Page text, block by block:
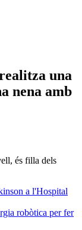
una
nena amb
és filla dels
a l'Hospital
robòtica per fer